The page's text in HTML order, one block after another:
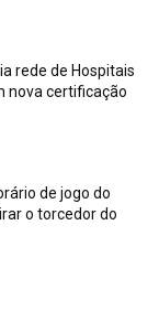
rede de Hospitais
nova certificação
de jogo do
o torcedor do